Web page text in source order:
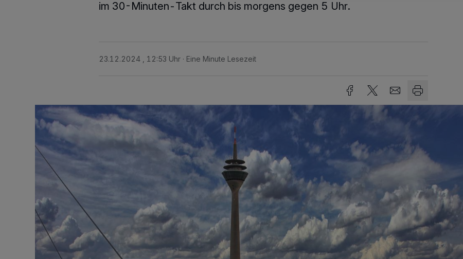
im 30-Minuten-Takt durch bis morgens gegen 5 Uhr.
23.12.2024 , 12:53 Uhr Eine Minute Lesezeit